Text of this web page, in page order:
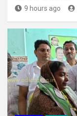
9 hours ago